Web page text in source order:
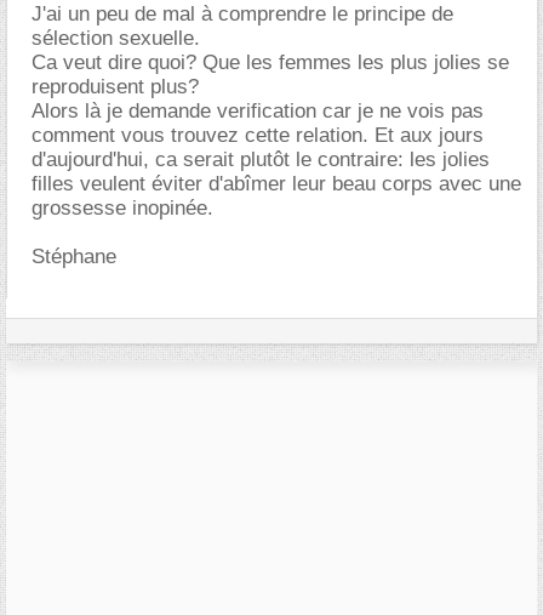
J'ai un peu de mal à comprendre le principe de
sélection sexuelle.
Ca veut dire quoi? Que les femmes les plus jolies se
reproduisent plus?
Alors là je demande verification car je ne vois pas
comment vous trouvez cette relation. Et aux jours
d'aujourd'hui, ca serait plutôt le contraire: les jolies
filles veulent éviter d'abîmer leur beau corps avec une
grossesse inopinée.
Stéphane